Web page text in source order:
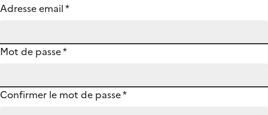
Adresse email*
Mot de passe*
Confirmer le mot de passe*